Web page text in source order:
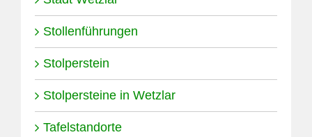
Stollenführungen
Stolperstein
Stolpersteine in Wetzlar
Tafelstandorte